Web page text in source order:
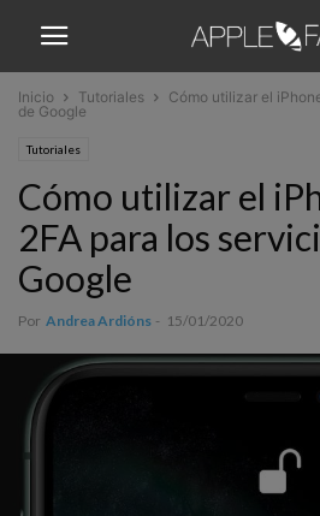
Inicio Tutoriales
Cómo utilizar el
de Google
Tutoriales
Cómo utilizar el
2FA para los
Google
Por Andrea Ardións - 15/01/2020